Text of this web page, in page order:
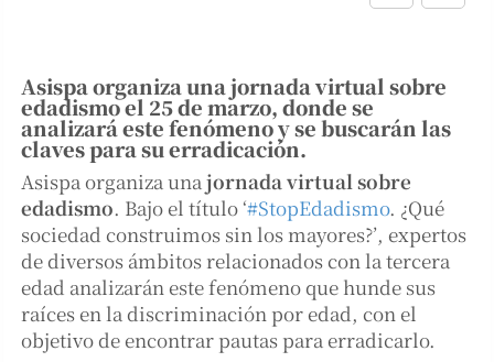
Asispa organiza una jornada virtual sobre
edadismo el 25 de marzo, donde se
analizará este fenómeno y se buscarán las
claves para su erradicación.
Asispa organiza unajornada virtual sobre
edadismo. Bajo el título ‘#StopEdadismo. ¿Qué
sociedad construimos sin los mayores?’, expertos
de diversos ámbitos relacionados con la tercera
edad analizarán este fenómeno que hunde sus
raíces en la discriminación por edad, con el
objetivo de encontrar pautas para erradicarlo.